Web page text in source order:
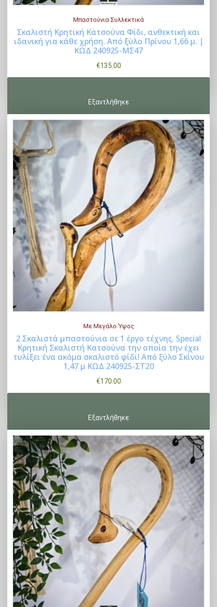
Buy Now
Μπαστούνια Συλλεκτικά
Σκαλιστή Κρητική Κατσούνα Φίδι, ανθεκτική και
ιδανική για κάθε χρήση. Από ξύλο Πρίνου 1,66 μ. |
ΚΩΔ 240925-ΜΣ47
€135.00
Buy Now
Με Μεγάλο Ύψος
2 Σκαλιστά μπαστούνια σε 1 έργο τέχνης. Special
Κρητική Σκαλιστή Κατσούνα την οποία την έχει
τυλίξει ένα ακόμα σκαλιστό φίδι! Από ξύλο Σκίνου
1,47 μ ΚΩΔ 240925-ΣΤ20
€170.00